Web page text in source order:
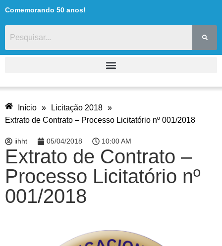
Comemorando 50 anos!
Início » Licitação 2018 »
Extrato de Contrato – Processo Licitatório nº 001/2018
iihht 05/04/2018 10:00 AM
Extrato de Contrato –
Processo Licitatório nº
001/2018